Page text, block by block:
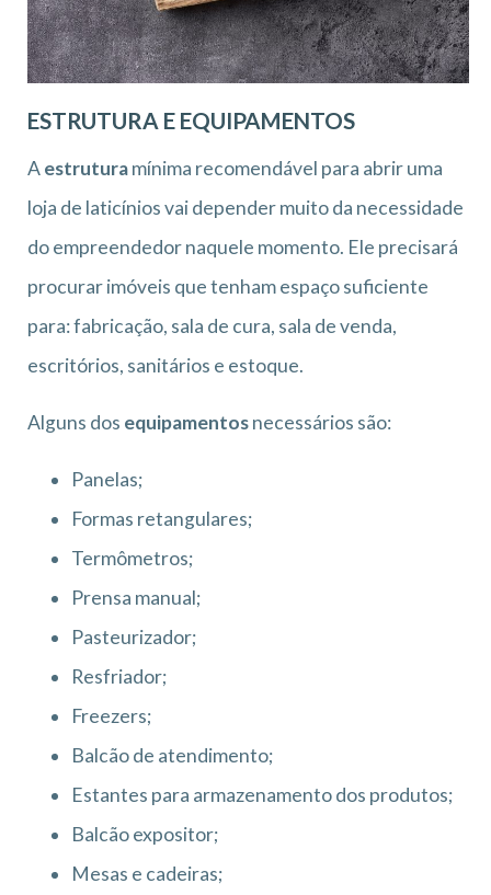
ESTRUTURA E EQUIPAMENTOS
Aestruturamínima recomendável para abrir uma
loja de laticínios vai depender muito da necessidade
do empreendedor naquele momento. Ele precisará
procurar imóveis que tenham espaço suficiente
para: fabricação, sala de cura, sala de venda,
escritórios, sanitários e estoque.
Alguns dos equipamentosnecessários são:
Panelas;
Formas retangulares;
Termômetros;
Prensa manual;
Pasteurizador;
Resfriador;
Freezers;
Balcão de atendimento;
Estantes para armazenamento dos produtos;
Balcão expositor;
Mesas e cadeiras;